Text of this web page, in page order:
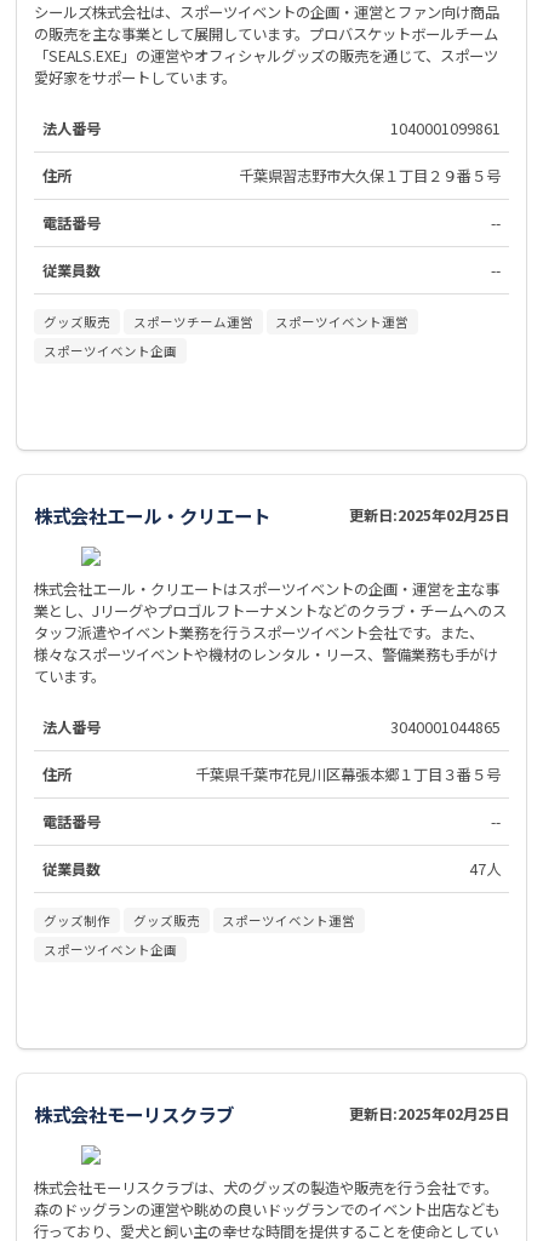
シールズ株式会社は、スポーツイベントの企画・運営とファン向け商品
の販売を主な事業として展開しています。プロバスケットボールチーム
「SEALS.EXE」の運営やオフィシャルグッズの販売を通じて、スポーツ
愛好家をサポートしています。
法人番号 1040001099861
住所 千葉県習志野市大久保１丁目２９番５号
電話番号 --
従業員数 --
グッズ販売 スポーツチーム運営
スポーツイベント運営
スポーツイベント企画
株式会社エール・クリエート 更新日:2025年02月25日
株式会社エール・クリエートはスポーツイベントの企画・運営を主な事
業とし、Jリーグやプロゴルフトーナメントなどのクラブ・チームへのス
タッフ派遣やイベント業務を行うスポーツイベント会社です。また、
様々なスポーツイベントや機材のレンタル・リース、警備業務も手がけ
ています。
法人番号 3040001044865
住所 千葉県千葉市花見川区幕張本郷１丁目３番５号
電話番号 --
従業員数 47人
グッズ制作 グッズ販売
スポーツイベント運営
スポーツイベント企画
株式会社モーリスクラブ 更新日:2025年02月25日
株式会社モーリスクラブは、犬のグッズの製造や販売を行う会社です。
森のドッグランの運営や眺めの良いドッグランでのイベント出店なども
行っており、愛犬と飼い主の幸せな時間を提供することを使命としてい